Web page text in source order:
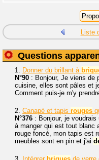
Liste
Questions
1. Donner du brillant à
N°90 : Bonjour, Je viens de
cuisine, elles sont pâles et
Comment puis-je m'y
2. Canapé et tapis rouges
N°376 : Bonjour, je
à manger qui est tout blanc
rouge foncé, mon tapis est
meubles sont en pin et j'ai